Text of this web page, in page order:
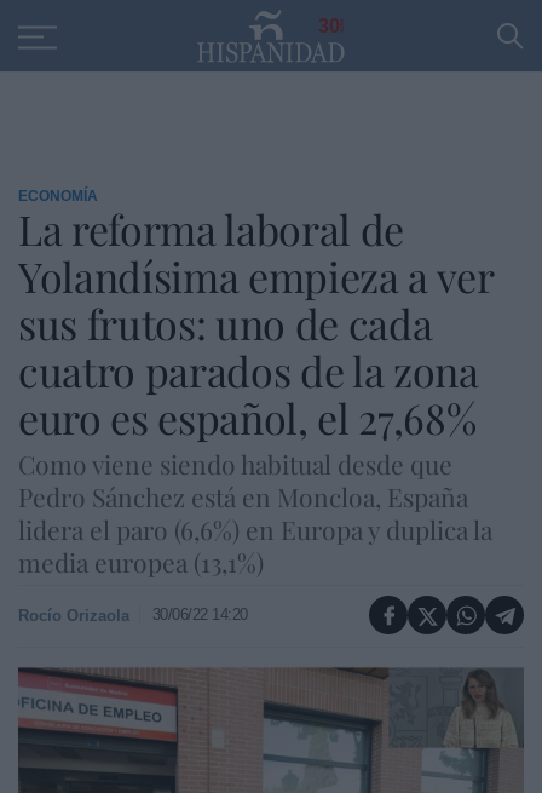
30
ECONOMÍA
La reforma laboral de
Yolandísima empieza a ver
sus frutos: uno de cada
cuatro parados de la zona
euro es español, el 27,68%
Como viene siendo habitual desde que
Pedro Sánchez está en Moncloa, España
lidera el paro (6,6%) en Europa y duplica la
media europea (13,1%)
Rocío Orizaola 30/06/22 14:20